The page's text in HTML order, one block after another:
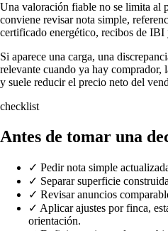
Una valoración fiable no se limita al
conviene revisar nota simple,
certificado energético, recibos de
Si aparece una carga, una
relevante cuando ya hay comprador,
y suele reducir el precio neto del
checklist
Antes de tomar una
✓ Pedir nota simple
✓ Separar superficie
✓ Revisar anuncios
✓ Aplicar ajustes por finca,
orientación.